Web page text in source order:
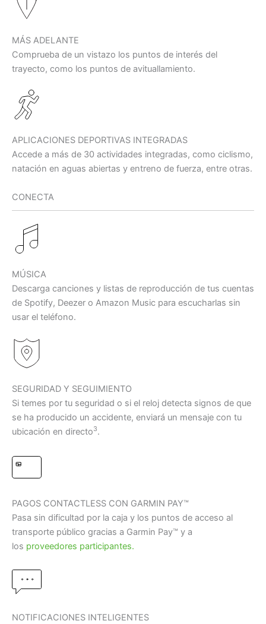
MÁS ADELANTE
Comprueba de un vistazo los puntos de interés del
trayecto, como los puntos de avituallamiento.
APLICACIONES DEPORTIVAS INTEGRADAS
Accede a más de 30 actividades integradas, como ciclismo,
natación en aguas abiertas y entreno de fuerza, entre otras.
CONECTA
MÚSICA
Descarga canciones y listas de reproducción de tus cuentas
de Spotify, Deezer o Amazon Music para escucharlas sin
usar el teléfono.
SEGURIDAD Y SEGUIMIENTO
Si temes por tu seguridad o si el reloj detecta signos de que
se ha producido un accidente, enviará un mensaje con tu
ubicación en directo3.
PAGOS CONTACTLESS CON GARMIN PAY™
Pasa sin dificultad por la caja y los puntos de acceso al
transporte público gracias a Garmin Pay™ y a
los proveedores participantes.
NOTIFICACIONES INTELIGENTES